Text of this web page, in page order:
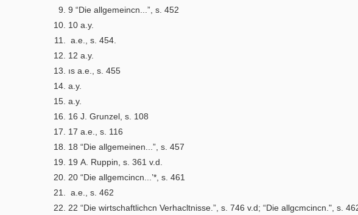
9 “Die allgemeincn...”, s. 452
10 a.y.
a.e., s. 454.
12 a.y.
ıs a.e., s. 455
a.y.
a.y.
16 J. Grunzel, s. 108
17 a.e., s. 116
18 “Die allgemeinen...”, s. 457
19 A. Ruppin, s. 361 v.d.
20 “Die allgemcincn...’*, s. 461
a.e., s. 462
22 “Die wirtschaftlichcn Verhacltnisse.”, s. 746 v.d; “Die allgcmcincn.", s.